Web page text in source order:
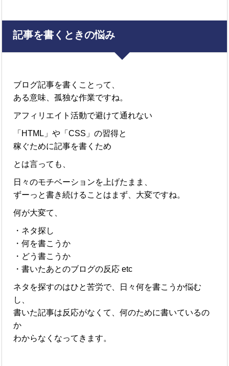
記事を書くときの悩み
ブログ記事を書くことって、
ある意味、孤独な作業ですね。
アフィリエイト活動で避けて通れない
「HTML」や「CSS」の習得と
稼ぐために記事を書くため
とは言っても、
日々のモチベーションを上げたまま、
ずーっと書き続けることはまず、大変ですね。
何が大変て、
・ネタ探し
・何を書こうか
・どう書こうか
・書いたあとのブログの反応 etc
ネタを探すのはひと苦労で、日々何を書こうか悩む
し、
書いた記事は反応がなくて、何のために書いているの
か
わからなくなってきます。